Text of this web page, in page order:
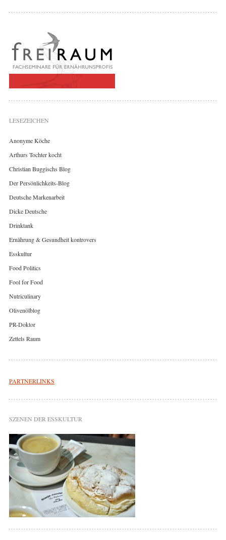
LESEZEICHEN
Anonyme Köche
Arthurs Tochter kocht
Christian Buggischs Blog
Der Persönlichkeits-Blog
Deutsche Markenarbeit
Dicke Deutsche
Drinktank
Ernährung & Gesundheit kontrovers
Esskultur
Food Politics
Fool for Food
Nutriculinary
Olivenölblog
PR-Doktor
Zettels Raum
PARTNERLINKS
SZENEN DER ESSKULTUR